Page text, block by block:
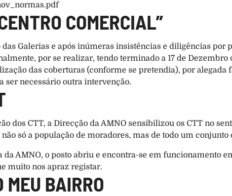
COMERCIAL”
Galerias e após inúmeras insistências e diligências por
por se realizar, tendo terminado a 17 de
das coberturas (conforme se pretendia), por alegada
ser necessário outra intervenção.
dos CTT, a Direcção da AMNO sensibilizou os CTT no
só a população de moradores, mas de todo um conjunto
AMNO, o posto abriu e encontra-se em funcionamento
muito nos apraz registar.
MEU BAIRRO